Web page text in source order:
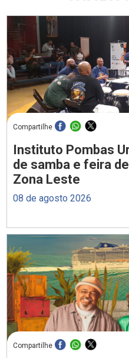
Compartilhe
Instituto Pombas
de samba e feira
Zona Leste
08 de agosto 2026
Compartilhe